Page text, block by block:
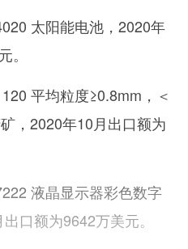
太阳能电池，2020年
平均粒度≥0.8mm，＜
，2020年10月出口额为
液晶显示器彩色数字
口额为9642万美元。